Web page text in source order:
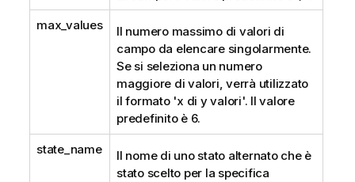
max_values
Il numero massimo di valori di
campo da elencare singolarmente.
Se si seleziona un numero
maggiore di valori, verrà utilizzato
il formato 'x di y valori'. Il valore
predefinito è 6.
state_name
Il nome di uno stato alternato che è
stato scelto per la specifica